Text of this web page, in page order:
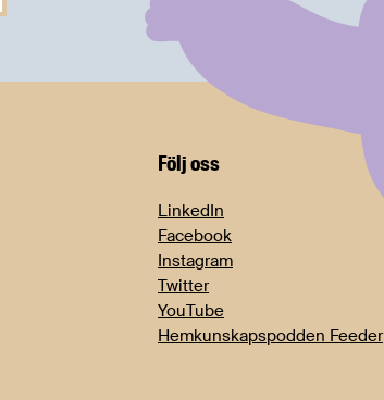
Följ oss
LinkedIn
Facebook
Instagram
Twitter
YouTube
Hemkunskapspodden Feeder